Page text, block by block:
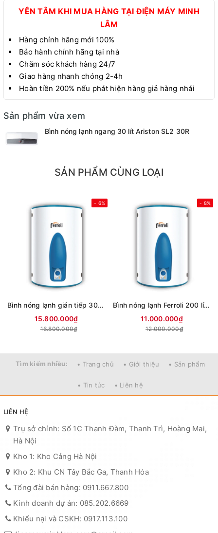
YÊN TÂM KHI MUA HÀNG TẠI ĐIỆN MÁY MINH
LÂM
Hàng chính hãng mới 100%
Bảo hành chính hãng tại nhà
Chăm sóc khách hàng 24/7
Giao hàng nhanh chóng 2-4h
Hoàn tiền 200% nếu phát hiện hàng giả hàng nhái
Sản phẩm vừa xem
Bình nóng lạnh ngang 30 lít Ariston SL2 30R
SẢN PHẨM CÙNG LOẠI
- 6%
Bình nóng lạnh gián tiếp 300 lítFerroli Aqua store
15.800.000₫
16.800.000₫
- 8%
Bình nóng lạnh Ferroli 200 lít AQUA 200L
11.000.000₫
12.000.000₫
Tìm kiếm nhiều: • Trang chủ • Giới thiệu • Sản phẩm
• Tin tức • Liên hệ
LIÊN HỆ
Trụ sở chính: Số 1C Thanh Đàm, Thanh Trì, Hoàng Mai,
Hà Nội
Kho 1: Kho Cảng Hà Nội
Kho 2: Khu CN Tây Bắc Ga, Thanh Hóa
Tổng đài bán hàng: 0911.667.800
Kinh doanh dự án: 085.202.6669
Khiếu nại và CSKH: 0917.113.100